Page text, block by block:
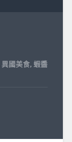
異國美食, 蝦醬